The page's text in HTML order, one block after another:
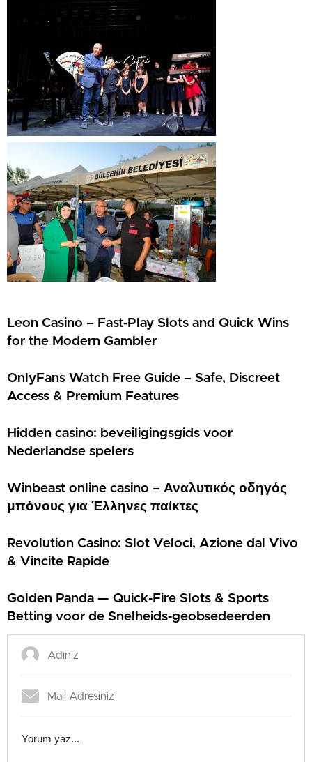
Leon Casino – Fast‑Play Slots and Quick Wins
for the Modern Gambler
OnlyFans Watch Free Guide – Safe, Discreet
Access & Premium Features
Hidden casino: beveiligingsgids voor
Nederlandse spelers
Winbeast online casino – Αναλυτικός οδηγός
μπόνους για Έλληνες παίκτες
Revolution Casino: Slot Veloci, Azione dal Vivo
& Vincite Rapide
Golden Panda — Quick‑Fire Slots & Sports
Betting voor de Snelheids‑geobsedeerden